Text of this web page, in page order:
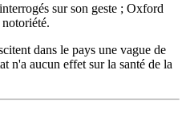
sur son geste ; Oxford
dans le pays une vague de
n'a aucun effet sur la santé de la